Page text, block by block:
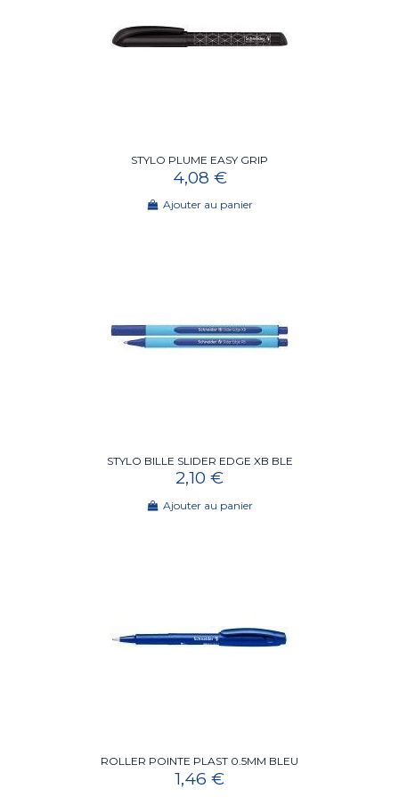
STYLO PLUME EASY GRIP
4,08 €
Ajouter au panier
STYLO BILLE SLIDER EDGE XB BLE
2,10 €
Ajouter au panier
ROLLER POINTE PLAST 0.5MM BLEU
1,46 €